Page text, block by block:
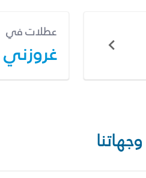
عطلات في
غروزني